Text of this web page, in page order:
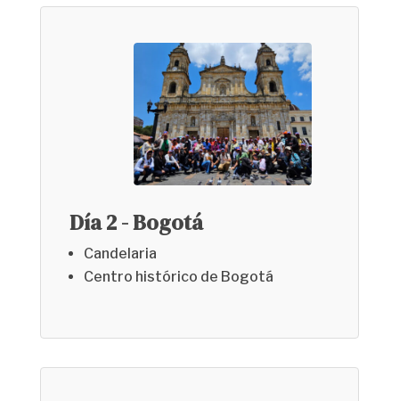
Día 2 - Bogotá
Candelaria
Centro histórico de Bogotá